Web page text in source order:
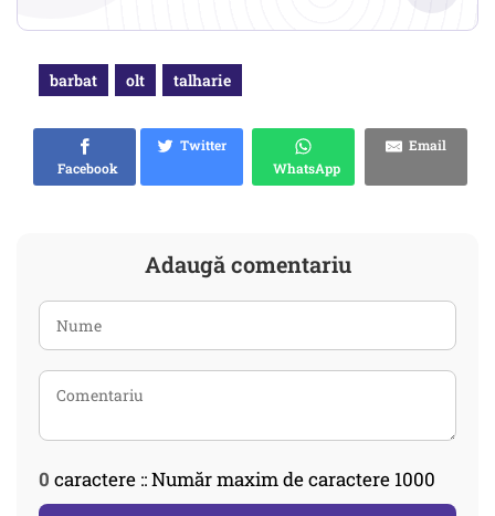
barbat olt talharie
Facebook
Twitter
WhatsApp
Email
Adaugă comentariu
0 caractere :: Număr maxim de caractere 1000